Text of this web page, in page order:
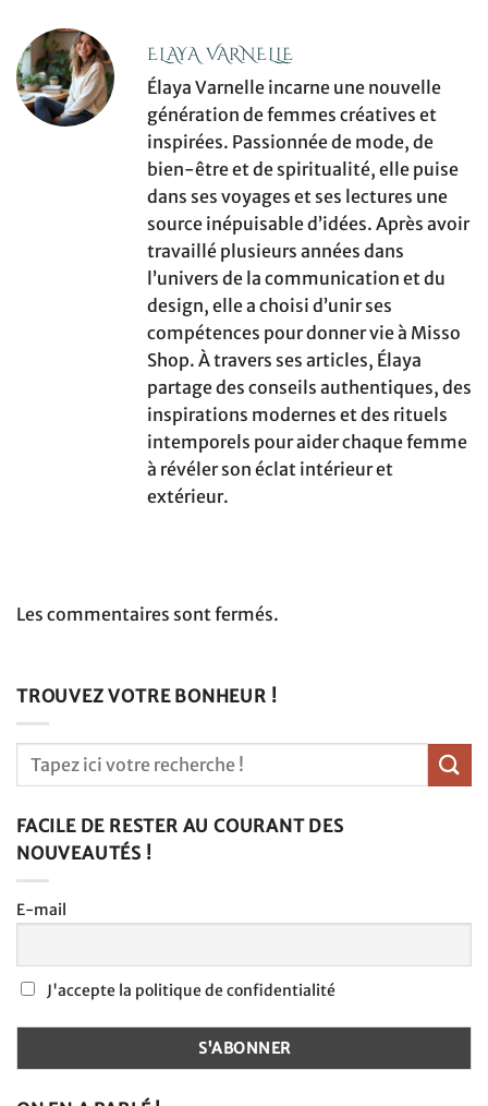
ELAYA VARNELLE
Élaya Varnelle incarne une nouvelle
génération de femmes créatives et
inspirées. Passionnée de mode, de
bien-être et de spiritualité, elle puise
dans ses voyages et ses lectures une
source inépuisable d’idées. Après avoir
travaillé plusieurs années dans
l’univers de la communication et du
design, elle a choisi d’unir ses
compétences pour donner vie à Misso
Shop. À travers ses articles, Élaya
partage des conseils authentiques, des
inspirations modernes et des rituels
intemporels pour aider chaque femme
à révéler son éclat intérieur et
extérieur.
Les commentaires sont fermés.
TROUVEZ VOTRE BONHEUR !
FACILE DE RESTER AU COURANT DES
NOUVEAUTÉS !
E-mail
J'accepte la politique de confidentialité